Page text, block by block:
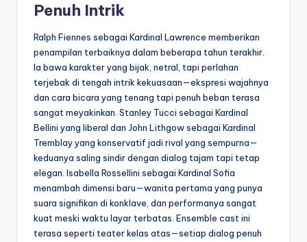
Penuh Intrik
Ralph Fiennes sebagai Kardinal Lawrence memberikan
penampilan terbaiknya dalam beberapa tahun terakhir.
Ia bawa karakter yang bijak, netral, tapi perlahan
terjebak di tengah intrik kekuasaan—ekspresi wajahnya
dan cara bicara yang tenang tapi penuh beban terasa
sangat meyakinkan. Stanley Tucci sebagai Kardinal
Bellini yang liberal dan John Lithgow sebagai Kardinal
Tremblay yang konservatif jadi rival yang sempurna—
keduanya saling sindir dengan dialog tajam tapi tetap
elegan. Isabella Rossellini sebagai Kardinal Sofia
menambah dimensi baru—wanita pertama yang punya
suara signifikan di konklave, dan performanya sangat
kuat meski waktu layar terbatas. Ensemble cast ini
terasa seperti teater kelas atas—setiap dialog penuh